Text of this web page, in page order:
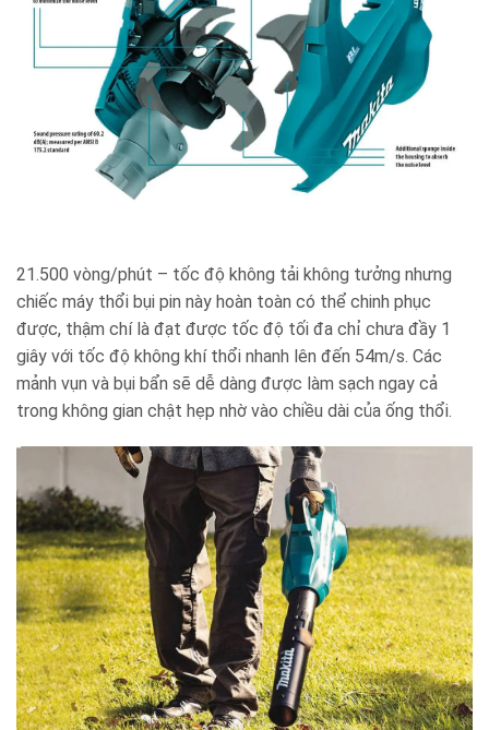
21.500 vòng/phút – tốc độ không tải không tưởng nhưng
chiếc máy thổi bụi pin này hoàn toàn có thể chinh phục
được, thậm chí là đạt được tốc độ tối đa chỉ chưa đầy 1
giây với tốc độ không khí thổi nhanh lên đến 54m/s. Các
mảnh vụn và bụi bẩn sẽ dễ dàng được làm sạch ngay cả
trong không gian chật hẹp nhờ vào chiều dài của ống thổi.